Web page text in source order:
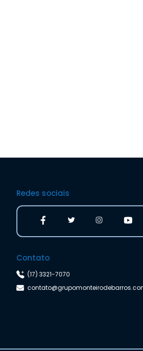
Redes sociais
Contato
(17) 3321-7070